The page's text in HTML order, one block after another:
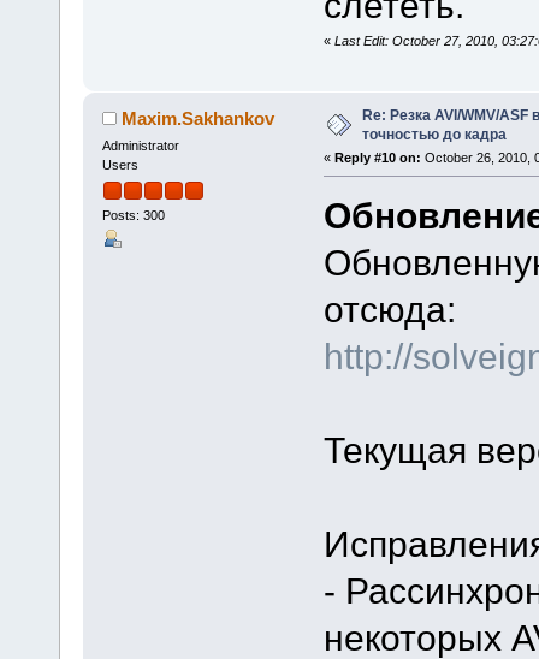
« Last Edit: October 27, 2010,
Maxim.Sakhankov
Administrator
Users
Posts: 300
Re: Резка AVI/WMV/
точностью до кадра
« Reply #10 on: October 26, 2010,
отсюда:
http://
Текущая
-
некоторых